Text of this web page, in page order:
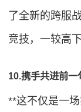
了全新的跨服
竞技，一较高下
10.携手共进前一
**这不仅是一